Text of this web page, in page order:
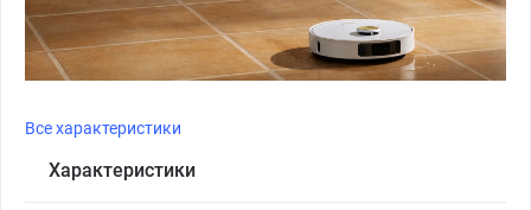
Все характеристики
Характеристики